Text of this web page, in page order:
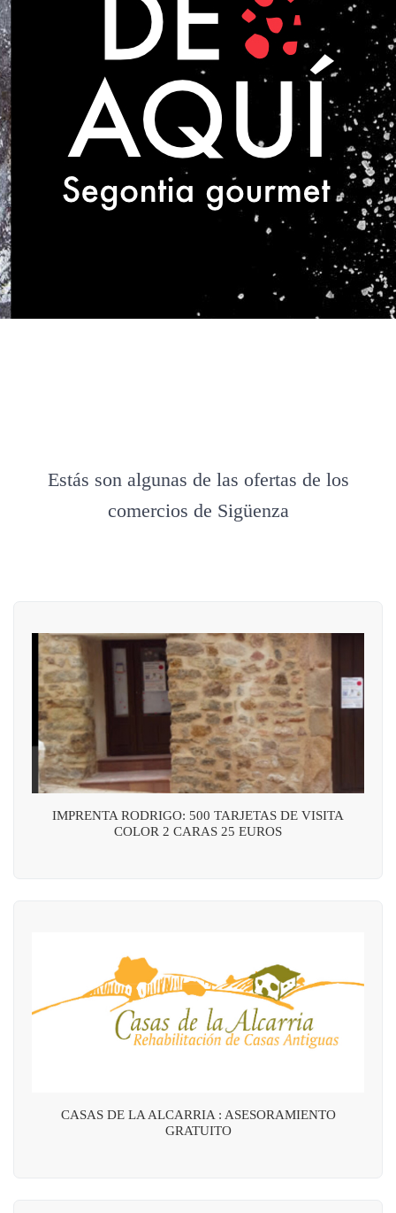
Estás son algunas de las ofertas de los
comercios de Sigüenza
IMPRENTA RODRIGO: 500 TARJETAS DE VISITA
COLOR 2 CARAS 25 EUROS
CASAS DE LA ALCARRIA : ASESORAMIENTO
GRATUITO